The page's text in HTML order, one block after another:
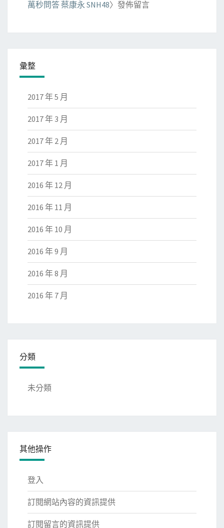
萬秒問答 蔡康永 SNH48〉發佈留言
彙整
2017 年 5 月
2017 年 3 月
2017 年 2 月
2017 年 1 月
2016 年 12 月
2016 年 11 月
2016 年 10 月
2016 年 9 月
2016 年 8 月
2016 年 7 月
分類
未分類
其他操作
登入
訂閱網站內容的資訊提供
訂閱留言的資訊提供